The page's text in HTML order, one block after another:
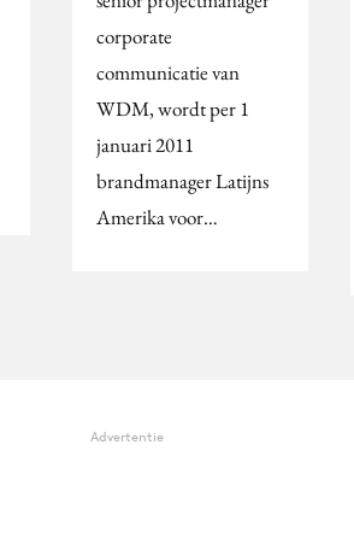
corporate
communicatie van
WDM, wordt per 1
januari 2011
brandmanager Latijns
Amerika voor…
Advertentie